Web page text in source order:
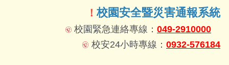
！校園安全暨災害通報系統
校園緊急連絡專線： 049-2910000
校安24小時專線： 0932-576184